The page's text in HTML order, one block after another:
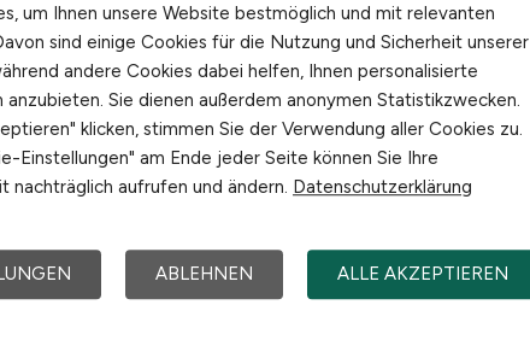
um Ihnen unsere Website bestmöglich und mit relevanten
sind einige Cookies für die Nutzung und Sicherheit unserer
andere Cookies dabei helfen, Ihnen personalisierte
anzubieten. Sie dienen außerdem anonymen Statistikzwecken.
klicken, stimmen Sie der Verwendung aller Cookies zu.
Einstellungen" am Ende jeder Seite können Sie Ihre
nachträglich aufrufen und ändern. Datenschutzerklärung
ABLEHNEN ALLE AKZEPTIEREN